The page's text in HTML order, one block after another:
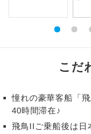
こだ
憧れの豪華客船「
40時間滞在♪
飛鳥IIご乗船後は日
全食事付き
事
お
だ
を
す